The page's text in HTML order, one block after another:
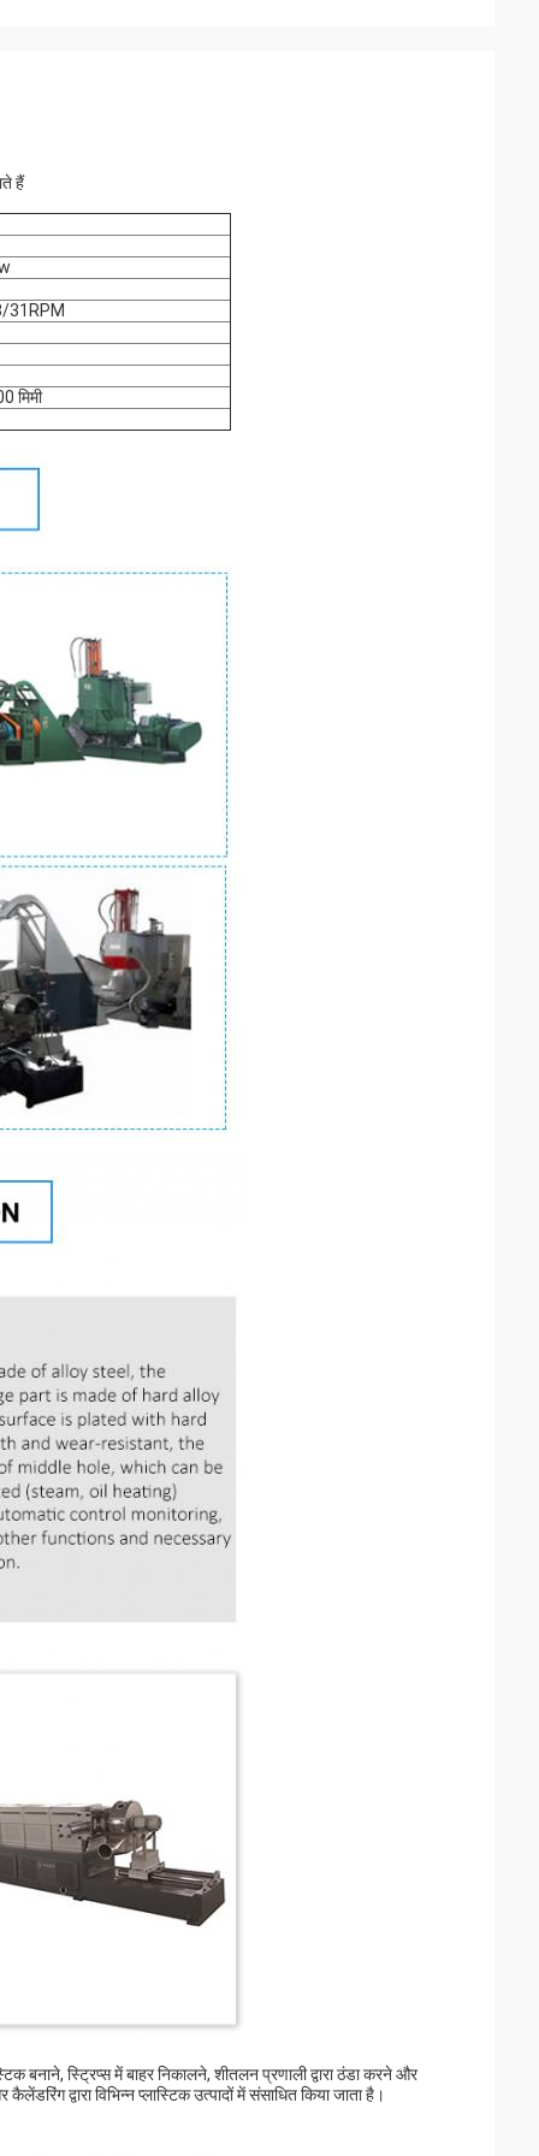
हैं
31RPM
मिमी
बनाने, स्ट्रिप्स में बाहर निकालने, शीतलन प्रणाली द्वारा ठंडा करने और
द्वारा विभिन्न प्लास्टिक उत्पादों में संसाधित किया जाता है।